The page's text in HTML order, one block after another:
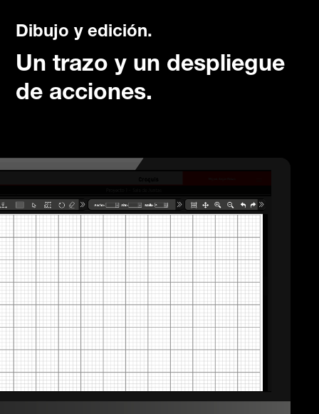
Dibujo y edición.
Un trazo y un despliegue
de acciones.